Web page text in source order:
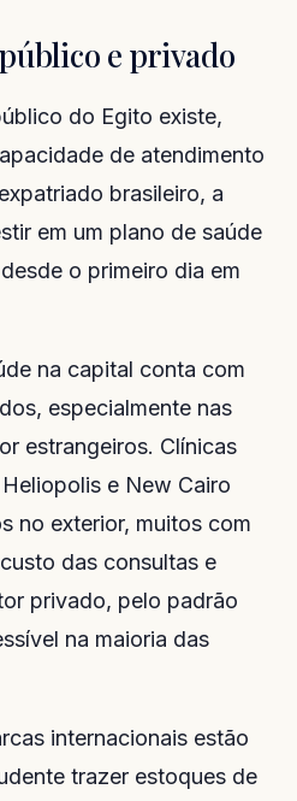
e privado
do Egito existe,
de atendimento
brasileiro, a
em um plano de saúde
o primeiro dia em
na capital conta com
especialmente nas
estrangeiros. Clínicas
e New Cairo
no exterior, muitos com
das consultas e
privado, pelo padrão
na maioria das
internacionais estão
trazer estoques de